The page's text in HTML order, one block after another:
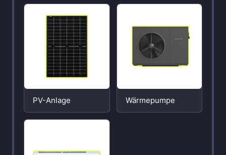
Auswählen
Wählen Sie eine oder mehrere Optionen aus
PV-Anlage Wärmepumpe